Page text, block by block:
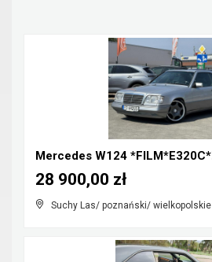
Suchy Las/ poznański/ wielkopolskie
28 900,00 zł